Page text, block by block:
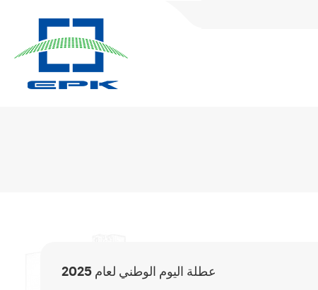
عطلة اليوم الوطني لعام 2025